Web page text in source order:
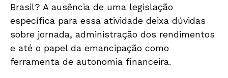
Brasil? A ausência de uma legislação
específica para essa atividade deixa dúvidas
sobre jornada, administração dos rendimentos
e até o papel da emancipação como
ferramenta de autonomia financeira.